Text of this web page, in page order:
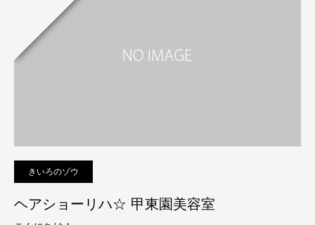
きいろのゾウ
ヘアショーリハ☆ 甲東園美容室